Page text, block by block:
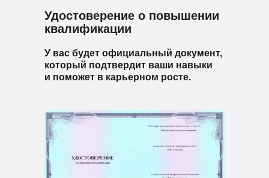
Удостоверение о повышении
квалификации
У вас будет официальный документ,
который подтвердит ваши навыки
и поможет в карьерном росте.